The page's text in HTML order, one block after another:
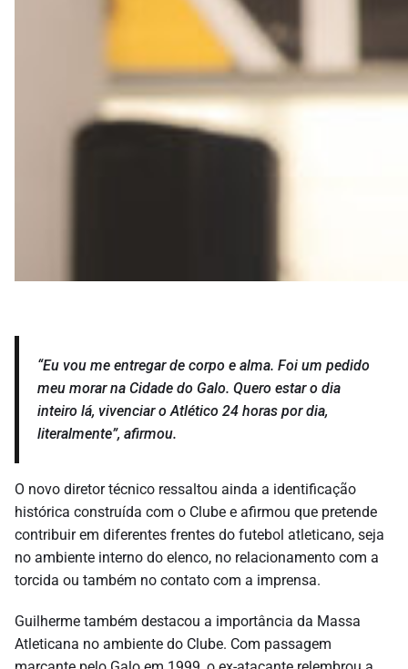
“Eu vou me entregar de corpo e alma. Foi um pedido
meu morar na Cidade do Galo. Quero estar o dia
inteiro lá, vivenciar o Atlético 24 horas por dia,
literalmente”, afirmou.
O novo diretor técnico ressaltou ainda a identificação
histórica construída com o Clube e afirmou que pretende
contribuir em diferentes frentes do futebol atleticano, seja
no ambiente interno do elenco, no relacionamento com a
torcida ou também no contato com a imprensa.
Guilherme também destacou a importância da Massa
Atleticana no ambiente do Clube. Com passagem